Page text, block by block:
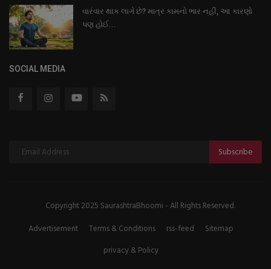
વારંવાર થાક લાગે છે? માત્ર કામનો ભાર નહીં, આ કારણો
પણ હોઈ...
SOCIAL MEDIA
Subscribe
Copyright 2025 SaurashtraBhoomi - All Rights Reserved.
Advertisement
Terms & Conditions rss-feed
Sitemap
privacy & Policy